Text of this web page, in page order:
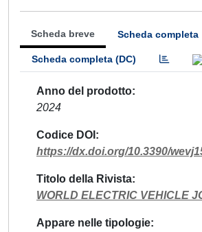
Scheda breve Scheda completa
Scheda completa (DC)
Anno del prodotto
2024
Codice DOI
https://dx.doi.org/10.3390/
Titolo della Rivista
WORLD ELECTRIC VEHICLE
Appare nelle tipologie